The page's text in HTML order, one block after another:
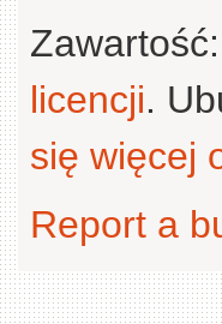
licencji.
się więcej
Report a